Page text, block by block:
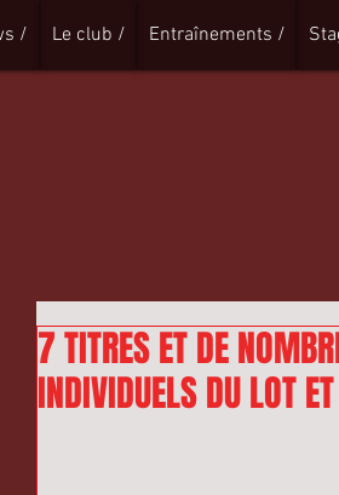
/ Le club / Entraînements /
7 TITRES ET DE
INDIVIDUELS DU LOT